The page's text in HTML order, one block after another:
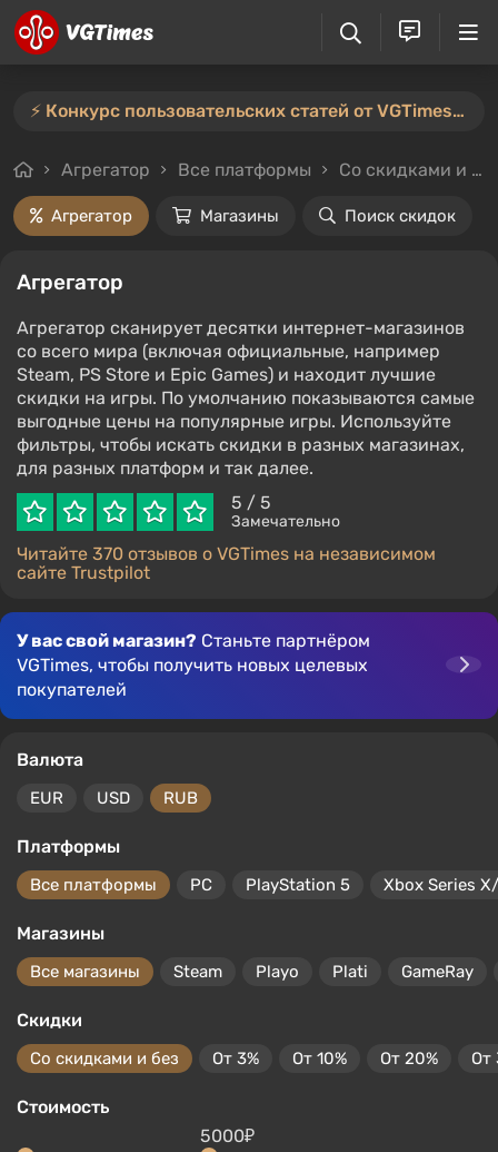
⚡️ Конкурс пользовательских статей от VGTimes продлён — участвуйте тут ⚡️
Агрегатор Все платформы Со скидками и без
Агрегатор Магазины Поиск скидок
Агрегатор
Агрегатор сканирует десятки интернет-магазинов
со всего мира (включая официальные, например
Steam, PS Store и Epic Games) и находит лучшие
скидки на игры. По умолчанию показываются самые
выгодные цены на популярные игры. Используйте
фильтры, чтобы искать скидки в разных магазинах,
для разных платформ и так далее.
5 / 5
Замечательно
Читайте 370 отзывов о VGTimes на независимом
сайте Trustpilot
У вас свой магазин? Станьте партнёром
VGTimes, чтобы получить новых целевых
покупателей
Валюта
EUR USD RUB
Платформы
Все платформы PC PlayStation 5 Xbox Series
Магазины
Все магазины Steam Playo Plati GameRay
Скидки
Со скидками и без От 3% От 10% От 20% От
Стоимость
5000₽